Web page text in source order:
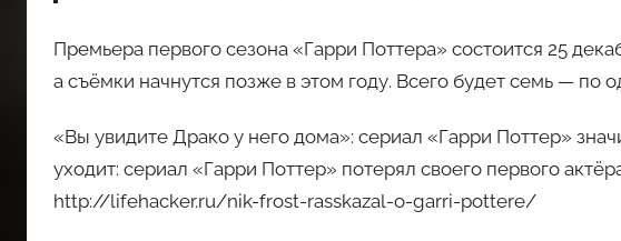
Премьера первого сезона «Гарри Поттера» состоится 25
а съёмки начнутся позже в этом году. Всего будет семь — по
«Вы увидите Драко у него дома»: сериал «Гарри Поттер»
уходит: сериал «Гарри Поттер» потерял своего первого
http://lifehacker.ru/nik-frost-rasskazal-o-garri-pottere/